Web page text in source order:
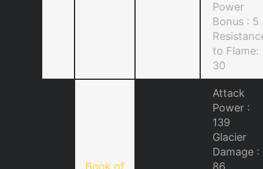
Power
Bonus : 5
to Flame:
30
Book of
Attack
Power :
139
Glacier
Damage :
86